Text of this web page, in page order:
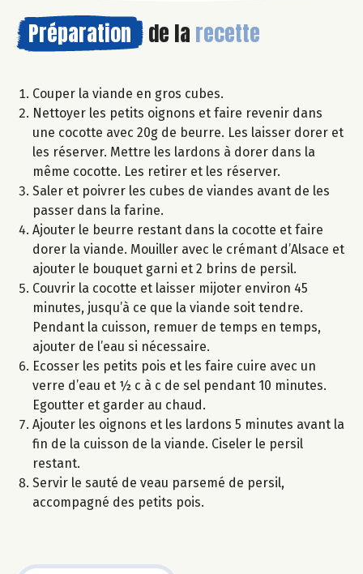
Préparation de la recette
Couper la viande en gros cubes.
Nettoyer les petits oignons et faire revenir dans
une cocotte avec 20g de beurre. Les laisser dorer et
les réserver. Mettre les lardons à dorer dans la
même cocotte. Les retirer et les réserver.
Saler et poivrer les cubes de viandes avant de les
passer dans la farine.
Ajouter le beurre restant dans la cocotte et faire
dorer la viande. Mouiller avec le crémant d’Alsace et
ajouter le bouquet garni et 2 brins de persil.
Couvrir la cocotte et laisser mijoter environ 45
minutes, jusqu’à ce que la viande soit tendre.
Pendant la cuisson, remuer de temps en temps,
ajouter de l’eau si nécessaire.
Ecosser les petits pois et les faire cuire avec un
verre d’eau et ½ c à c de sel pendant 10 minutes.
Egoutter et garder au chaud.
Ajouter les oignons et les lardons 5 minutes avant la
fin de la cuisson de la viande. Ciseler le persil
restant.
Servir le sauté de veau parsemé de persil,
accompagné des petits pois.